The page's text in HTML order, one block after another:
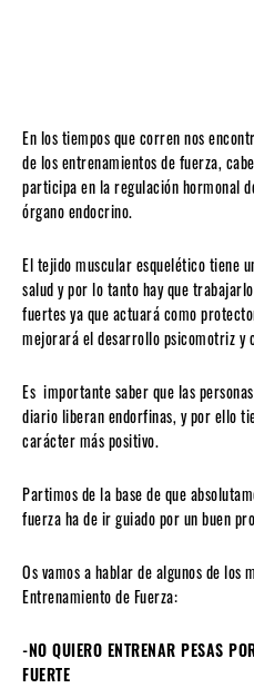
En los tiempos que corren nos
de los entrenamientos de fuerza,
participa en la regulación hormonal
órgano endocrino.
El tejido muscular esquelético tiene
salud y por lo tanto hay que
fuertes ya que actuará como
mejorará el desarrollo psicomotriz y
Es importante saber que las
diario liberan endorfinas, y por ello
carácter más positivo.
Partimos de la base de que
fuerza ha de ir guiado por un buen
Os vamos a hablar de algunos de los
Entrenamiento de Fuerza:
-NO QUIERO ENTRENAR PESAS
FUERTE